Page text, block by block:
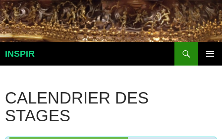
Aller
au
contenu
INSPIR
CALENDRIER DES
STAGES